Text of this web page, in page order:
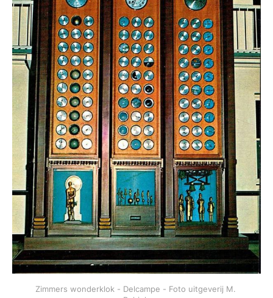
Zimmers wonderklok - Delcampe - Foto uitgeverij M.